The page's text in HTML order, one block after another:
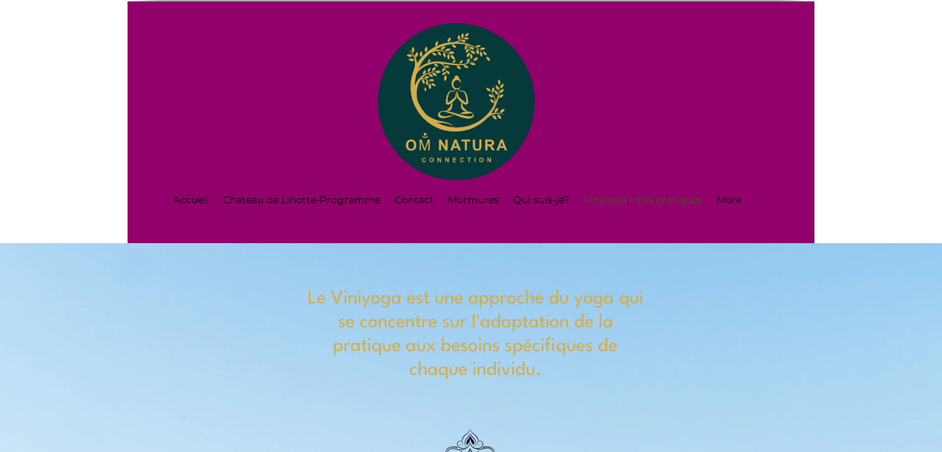
Accueil Chateau de Linotte-Programme Contact Murmures Qui suis-je? Viniyoga infos pratiques More
Le Viniyoga est une approche du yoga qui
se concentre sur l'adaptation de la
pratique aux besoins spécifiques de
chaque individu.